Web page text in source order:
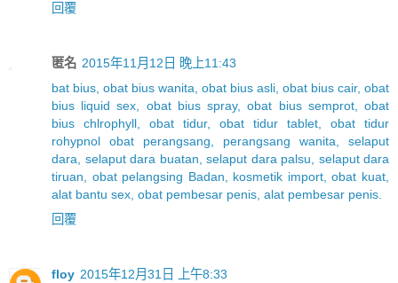
回覆
匿名 2015年11月12日 晚上11:43
bat bius, obat bius wanita, obat bius asli, obat bius cair, obat
bius liquid sex, obat bius spray, obat bius semprot, obat
bius chlrophyll, obat tidur, obat tidur tablet, obat tidur
rohypnol obat perangsang, perangsang wanita, selaput
dara, selaput dara buatan, selaput dara palsu, selaput dara
tiruan, obat pelangsing Badan, kosmetik import, obat kuat,
alat bantu sex, obat pembesar penis, alat pembesar penis.
回覆
floy 2015年12月31日 上午8:33